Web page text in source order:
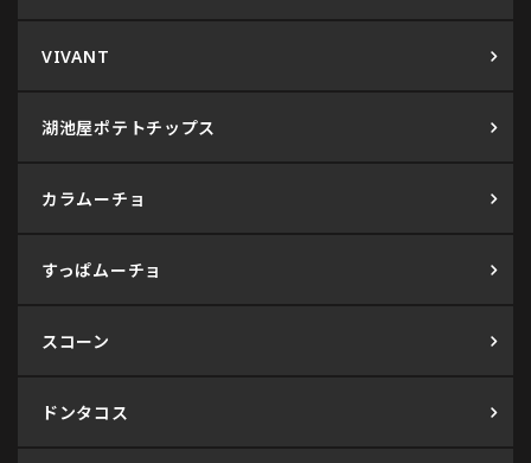
VIVANT
湖池屋ポテトチップス
カラムーチョ
すっぱムーチョ
スコーン
ドンタコス